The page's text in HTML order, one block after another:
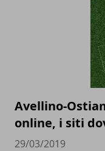
Avellino-
online, i siti
29/03/2019